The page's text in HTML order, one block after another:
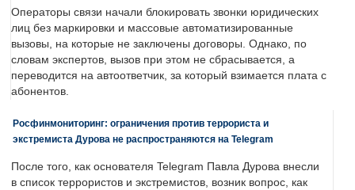
Операторы связи начали блокировать звонки юридических
лиц без маркировки и массовые автоматизированные
вызовы, на которые не заключены договоры. Однако, по
словам экспертов, вызов при этом не сбрасывается, а
переводится на автоответчик, за который взимается плата с
абонентов.
Росфинмониторинг: ограничения против террориста и
экстремиста Дурова не распространяются на Telegram
После того, как основателя Telegram Павла Дурова внесли
в список террористов и экстремистов, возник вопрос, как